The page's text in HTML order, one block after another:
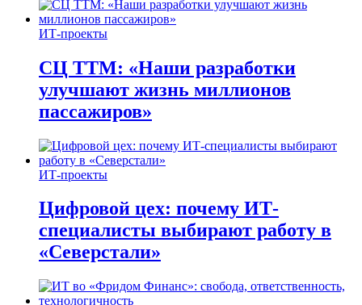
ИТ-проекты
СЦ ТТМ: «Наши разработки
улучшают жизнь миллионов
пассажиров»
ИТ-проекты
Цифровой цех: почему ИТ-
специалисты выбирают работу в
«Северстали»